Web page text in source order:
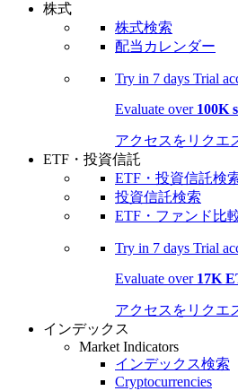
株式
株式検索
配当カレンダー
Try in 7 days Trial
Evaluate over 100K
アクセスをリクエ
ETF・投資信託
ETF・投資信託検
投資信託検索
ETF・ファンド比
Try in 7 days Trial
Evaluate over 17K
アクセスをリクエ
インデックス
Market Indicators
インデックス検索
Cryptocurrencies